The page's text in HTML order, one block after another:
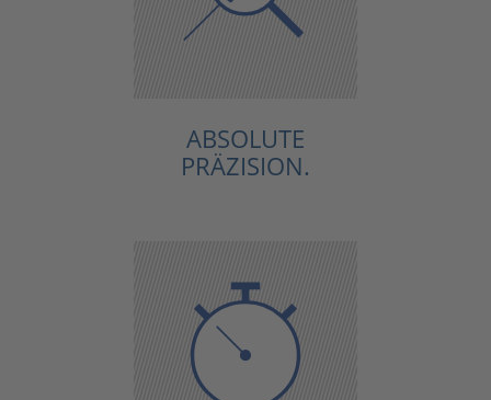
ABSOLUTE
PRÄZISION.